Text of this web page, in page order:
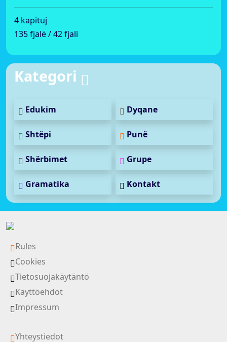
4 kapituj
135 fjalë / 42 fjali
Kategori
Edukim Dyqane
Shtëpi Punë
Shërbimet Grupe
Gramatika Kontakt
Rules
Cookies
Tietosuojakäytäntö
Käyttöehdot
Impressum
Yhteystiedot